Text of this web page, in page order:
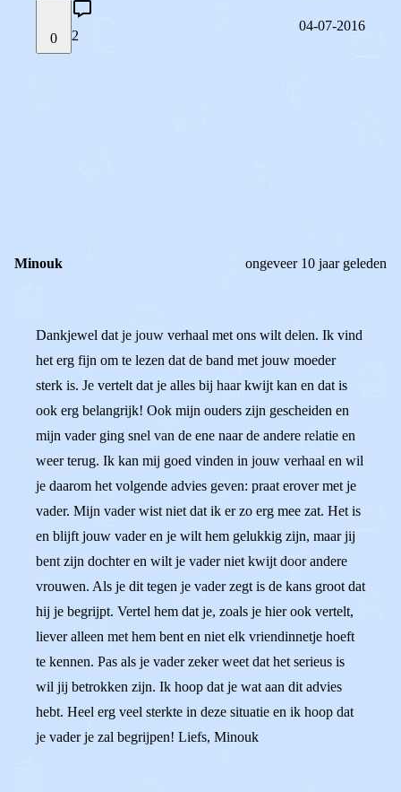
0 2
04-07-2016
Minouk ongeveer 10 jaar geleden
Dankjewel dat je jouw verhaal met ons wilt delen. Ik vind
het erg fijn om te lezen dat de band met jouw moeder
sterk is. Je vertelt dat je alles bij haar kwijt kan en dat is
ook erg belangrijk! Ook mijn ouders zijn gescheiden en
mijn vader ging snel van de ene naar de andere relatie en
weer terug. Ik kan mij goed vinden in jouw verhaal en wil
je daarom het volgende advies geven: praat erover met je
vader. Mijn vader wist niet dat ik er zo erg mee zat. Het is
en blijft jouw vader en je wilt hem gelukkig zijn, maar jij
bent zijn dochter en wilt je vader niet kwijt door andere
vrouwen. Als je dit tegen je vader zegt is de kans groot dat
hij je begrijpt. Vertel hem dat je, zoals je hier ook vertelt,
liever alleen met hem bent en niet elk vriendinnetje hoeft
te kennen. Pas als je vader zeker weet dat het serieus is
wil jij betrokken zijn. Ik hoop dat je wat aan dit advies
hebt. Heel erg veel sterkte in deze situatie en ik hoop dat
je vader je zal begrijpen! Liefs, Minouk